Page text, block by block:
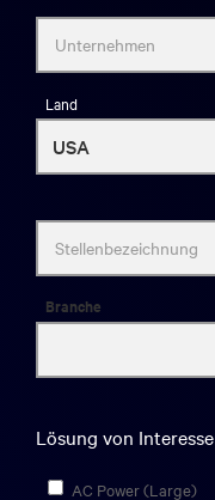
Unternehmen
Land
Stellenbezeichnung
Branche
Lösung von Interesse
AC Power (Large)